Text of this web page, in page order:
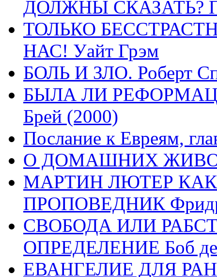
ДОЛЖНЫ СКАЗАТЬ?
ТОЛЬКО
НАС! Уайт Грэм
БОЛЬ И ЗЛО. Роберт
БЫЛА ЛИ
Брей (2000)
Послание к Евреям,
О ДОМАШНИХ
МАРТИН ЛЮТЕР
ПРОПОВЕДНИК
СВОБОДА ИЛИ
ОПРЕДЕЛЕНИЕ Боб де
ЕВАНГЕЛИЕ ДЛЯ